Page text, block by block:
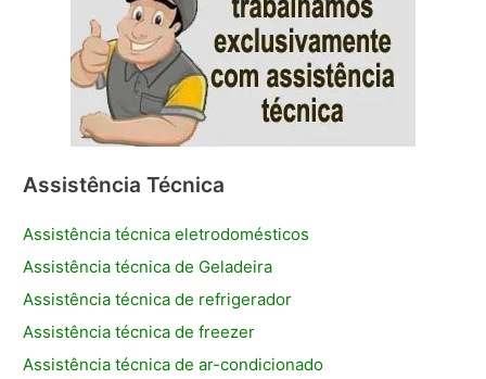
Assistência Técnica
Assistência técnica eletrodomésticos
Assistência técnica de Geladeira
Assistência técnica de refrigerador
Assistência técnica de freezer
Assistência técnica de ar-condicionado